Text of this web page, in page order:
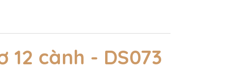
cành - DS073